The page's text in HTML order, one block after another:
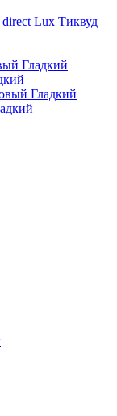
Lux Тиквуд
Гладкий
Гладкий